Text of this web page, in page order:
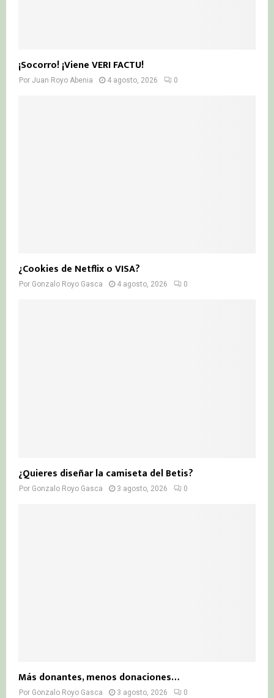
¡Socorro! ¡Viene VERI FACTU!
Por Juan Royo Abenia 4 agosto, 2026 0
¿Cookies de Netflix o VISA?
Por Gonzalo Royo Gasca 4 agosto, 2026 0
¿Quieres diseñar la camiseta del Betis?
Por Gonzalo Royo Gasca 3 agosto, 2026 0
Más donantes, menos donaciones…
Por Gonzalo Royo Gasca 3 agosto, 2026 0